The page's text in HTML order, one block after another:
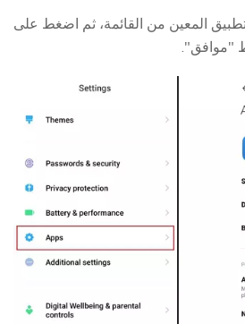
المعين من القائمة، ثم اضغط على
"موافق".